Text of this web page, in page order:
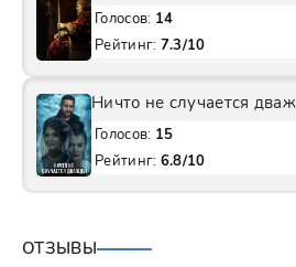
Голосов: 14
Рейтинг: 7.3/10
Ничто не случается
Голосов: 15
Рейтинг: 6.8/10
ОТЗЫВЫ